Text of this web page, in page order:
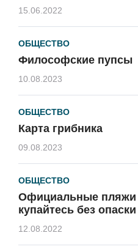
15.06.2022
ОБЩЕСТВО
Философские пупсы
10.08.2023
ОБЩЕСТВО
Карта грибника
09.08.2023
ОБЩЕСТВО
Официальные пляжи
купайтесь без опаски
12.08.2022